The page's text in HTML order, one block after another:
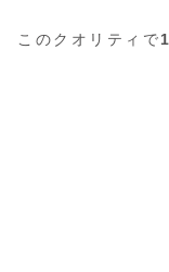
このクオリティで